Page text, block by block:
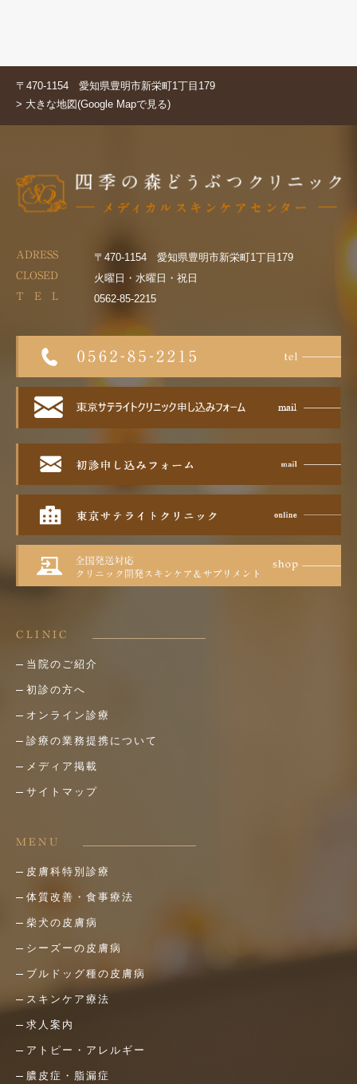
〒470-1154 愛知県豊明市新栄町1丁目179
> 大きな地図(Google Mapで見る)
ADRESS 〒470-1154 愛知県豊明市新栄町1丁目179
CLOSED 火曜日・水曜日・祝日
T E L 0562-85-2215
CLINIC
当院のご紹介
初診の方へ
オンライン診療
診療の業務提携について
メディア掲載
サイトマップ
MENU
皮膚科特別診療
体質改善・食事療法
柴犬の皮膚病
シーズーの皮膚病
ブルドッグ種の皮膚病
スキンケア療法
求人案内
アトピー・アレルギー
膿皮症・脂漏症